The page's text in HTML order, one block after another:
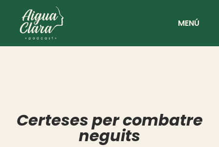
MENÚ
Certeses per combatre
neguits